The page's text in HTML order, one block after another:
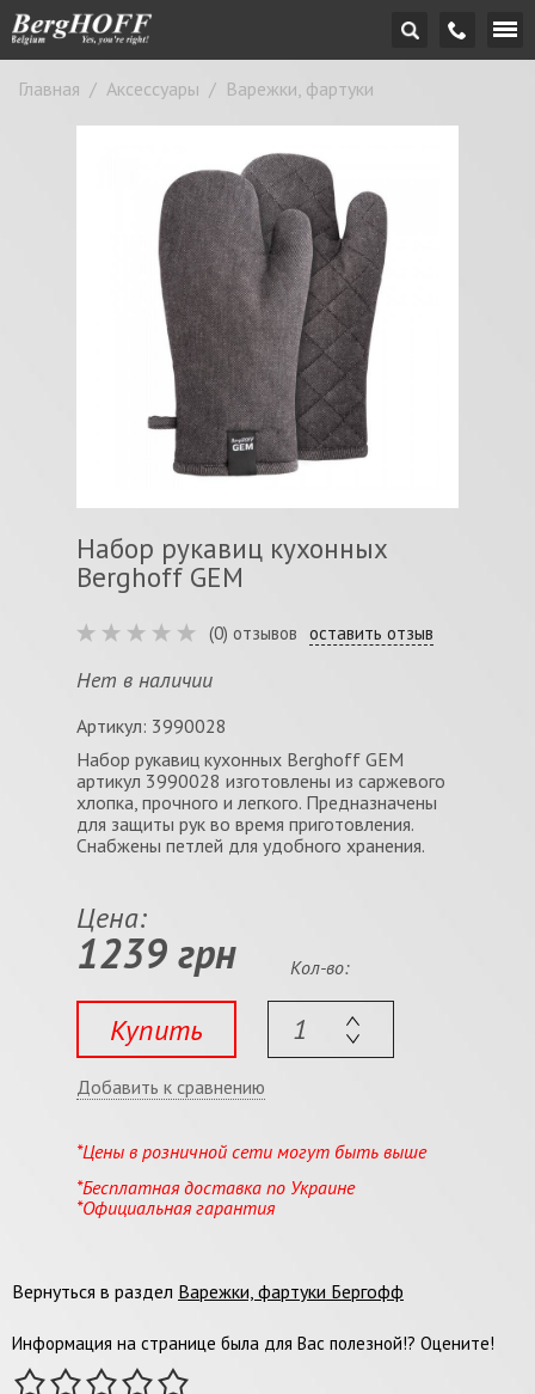
Главная / Аксессуары / Варежки, фартуки
Набор рукавиц кухонных
Berghoff GEM
(0) отзывов оставить отзыв
Нет в наличии
Артикул: 3990028
Набор рукавиц кухонных Berghoff GEM
артикул 3990028 изготовлены из саржевого
хлопка, прочного и легкого. Предназначены
для защиты рук во время приготовления.
Снабжены петлей для удобного хранения.
Цена:
1239 грн
Купить
Кол-во:
Добавить к сравнению
*Цены в розничной сети могут быть выше
*Бесплатная доставка по Украине
*Официальная гарантия
Вернуться в раздел Варежки, фартуки Бергофф
Информация на странице была для Вас полезной!? Оцените!